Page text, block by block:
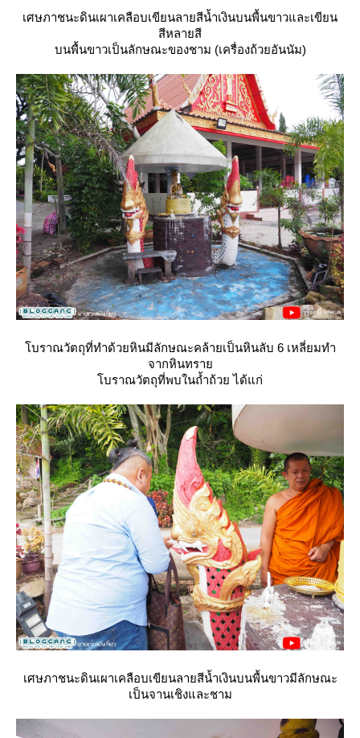
เศษภาชนะดินเผาเคลือบเขียนลายสีน้ำเงินบนพื้นขาวและเขียน
สีหลายสี
บนพื้นขาวเป็นลักษณะของชาม (เครื่องถ้วยอันนัม)
บราณวัตถุที่ทำด้วยหินมีลักษณะคล้ายเป็นหินลับ 6 เหลี่ยมทำ
จากหินทรา
บราณวัตถุที่พบในถ้ำถ้วย ได้แก่
เศษภาชนะดินเผาเคลือบเขียนลายสีน้ำเงินบนพื้นขาวมีลักษณะ
เป็นจานเชิงและชาม